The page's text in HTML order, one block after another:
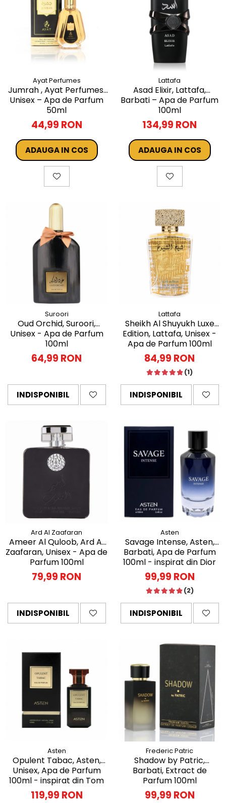
Ayat Perfumes
Jumrah , Ayat Perfumes,
Unisex – Apa de Parfum
50ml
44,99 RON
ADAUGA IN COS
Lattafa
Asad Elixir, Lattafa,
Barbati – Apa de Parfum
100ml
134,99 RON
ADAUGA IN COS
Suroori
Oud Orchid, Suroori,
Unisex - Apa de Parfum
100ml
64,99 RON
INDISPONIBIL
Lattafa
Sheikh Al Shuyukh Luxe
Edition, Lattafa, Unisex -
Apa de Parfum 100ml
84,99 RON
(1)
INDISPONIBIL
Ard Al Zaafaran
Ameer Al Quloob, Ard Al
Zaafaran, Unisex - Apa de
Parfum 100ml
79,99 RON
INDISPONIBIL
Asten
Savage Intense, Asten,
Barbati, Apa de Parfum
100ml - inspirat din Dior
Sauvage
99,99 RON
(2)
INDISPONIBIL
Asten
Opulent Tabac, Asten,
Unisex, Apa de Parfum
100ml - inspirat din Tom
Ford Tobacco Vanille
119,99 RON
Frederic Patric
Shadow by Patric,
Barbati, Extract de
Parfum 100ml
99,99 RON